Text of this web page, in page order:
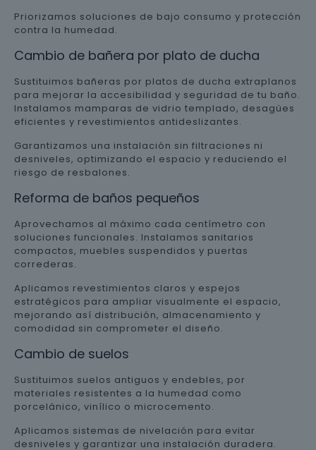
Priorizamos soluciones de bajo consumo y protección
contra la humedad.
Cambio de bañera por plato de ducha
Sustituimos bañeras por platos de ducha extraplanos
para mejorar la accesibilidad y seguridad de tu baño.
Instalamos mamparas de vidrio templado, desagües
eficientes y revestimientos antideslizantes.
Garantizamos una instalación sin filtraciones ni
desniveles, optimizando el espacio y reduciendo el
riesgo de resbalones.
Reforma de baños pequeños
Aprovechamos al máximo cada centímetro con
soluciones funcionales. Instalamos sanitarios
compactos, muebles suspendidos y puertas
correderas.
Aplicamos revestimientos claros y espejos
estratégicos para ampliar visualmente el espacio,
mejorando así distribución, almacenamiento y
comodidad sin comprometer el diseño.
Cambio de suelos
Sustituimos suelos antiguos y endebles, por
materiales resistentes a la humedad como
porcelánico, vinílico o microcemento.
Aplicamos sistemas de nivelación para evitar
desniveles y garantizar una instalación duradera.